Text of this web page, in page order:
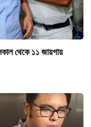
থেকে ১১ জায়গায়